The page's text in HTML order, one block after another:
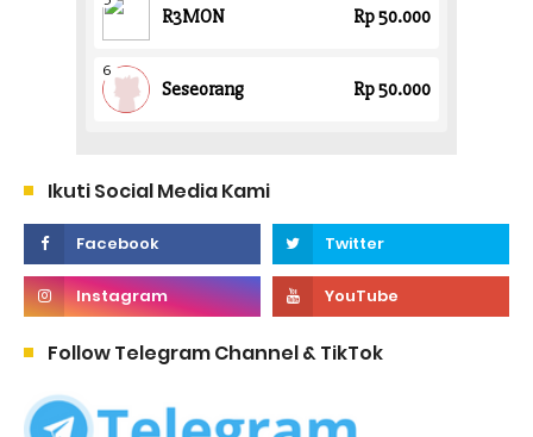
Ikuti Social Media Kami
Follow Telegram Channel & TikTok